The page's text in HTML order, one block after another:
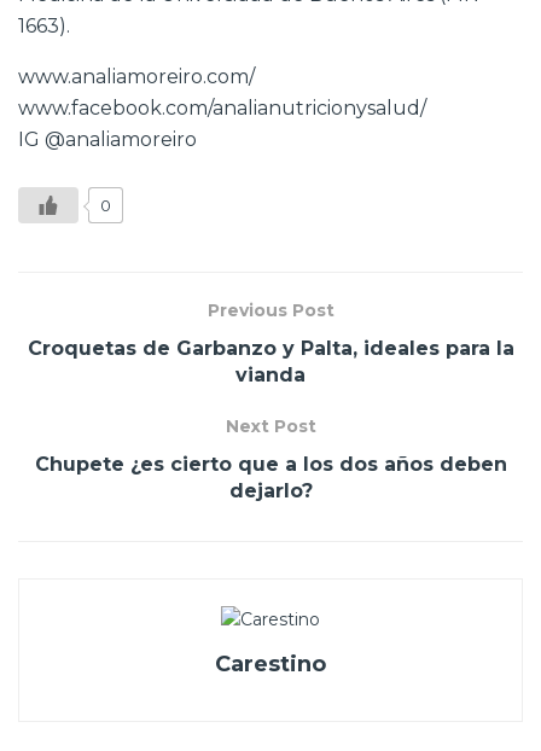
1663).
www.analiamoreiro.com/
www.facebook.com/analianutricionysalud/
IG @analiamoreiro
0
Previous Post
Croquetas de Garbanzo y Palta, ideales para la
vianda
Next Post
Chupete ¿es cierto que a los dos años deben
dejarlo?
Carestino